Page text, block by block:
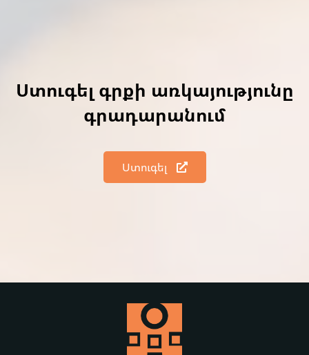
Ստուգել գրքի առկայությունը
գրադարանում
Ստուգել